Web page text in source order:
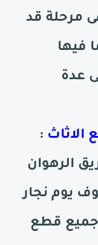
مرحلة قد
فيها
عدة
:
الرهوان
يوم نجار
جميع قطع